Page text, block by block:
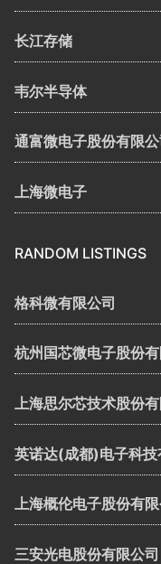
长江存储
韦尔半导体
通富微电子股份有限公
上海微电子
RANDOM LISTINGS
格科微有限公司
杭州国芯微电子股份有
上海思尔芯技术股份有
英诺达(成都)电子科技
上海概伦电子股份有限
三安光电股份有限公司